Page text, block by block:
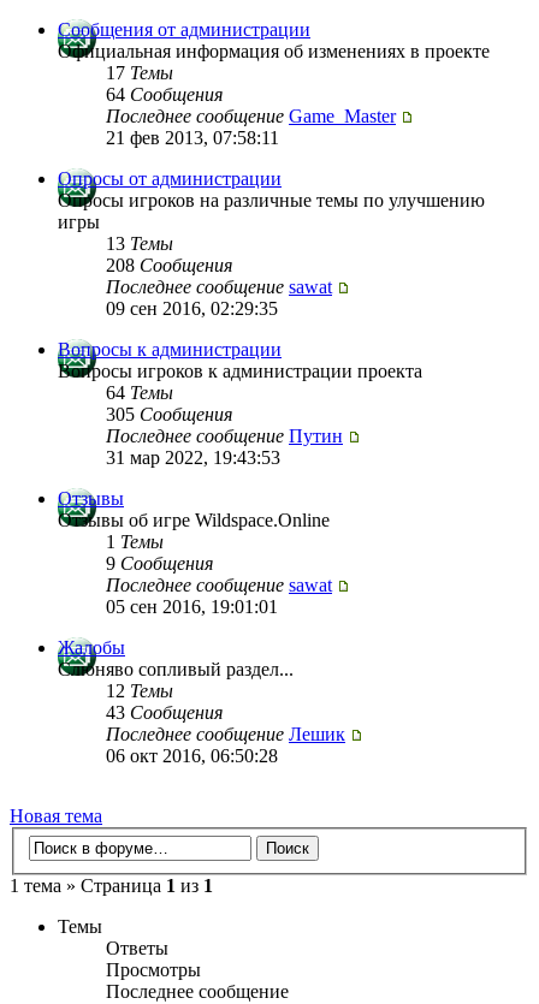
Сообщения от администрации
Официальная информация об изменениях в проекте
17 Темы
64 Сообщения
Последнее сообщение Game_Master
21 фев 2013, 07:58:11
Опросы от администрации
Опросы игроков на различные темы по улучшению
игры
13 Темы
208 Сообщения
Последнее сообщение sawat
09 сен 2016, 02:29:35
Вопросы к администрации
Вопросы игроков к администрации проекта
64 Темы
305 Сообщения
Последнее сообщение Путин
31 мар 2022, 19:43:53
Отзывы
Отзывы об игре Wildspace.Online
1 Темы
9 Сообщения
Последнее сообщение sawat
05 сен 2016, 19:01:01
Жалобы
Слюняво сопливый раздел...
12 Темы
43 Сообщения
Последнее сообщение Лешик
06 окт 2016, 06:50:28
Новая тема
1 тема » Страница 1 из 1
Темы
Ответы
Просмотры
Последнее сообщение